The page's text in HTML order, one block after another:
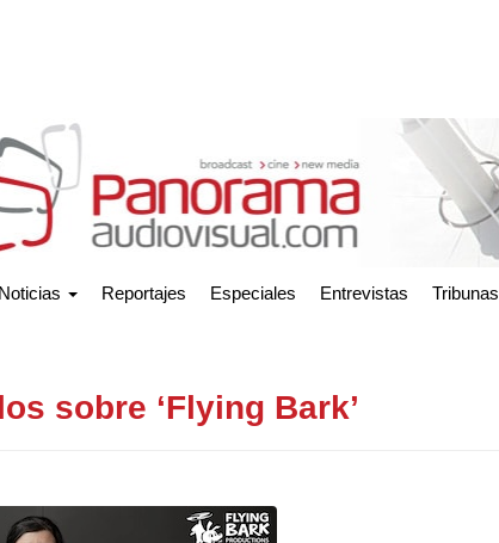
Noticias Reportajes Especiales Entrevistas Tribunas
sobre ‘Flying Bark’